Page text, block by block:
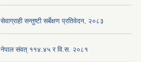
सेवाग्राही सन्तुष्टी सर्बेक्षण प्रतिवेदन, २०८३
नेपाल संवत् ११४.४५ र वि.स. २०८१